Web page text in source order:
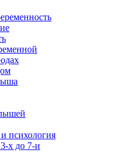
психология
х до 7-и